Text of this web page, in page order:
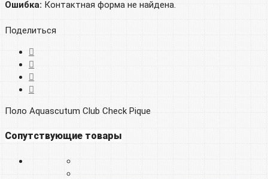
Ошибка: Контактная форма не найдена.
Поделиться
Поло Aquascutum Club Check Pique
Сопутствующие товары